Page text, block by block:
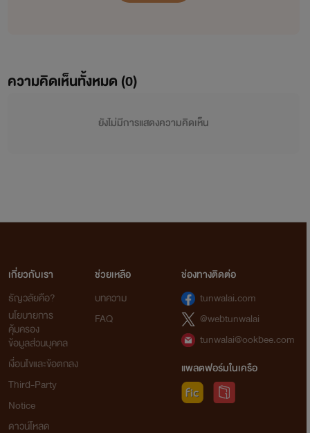
ความคิดเห็นทั้งหมด (0)
ยังไม่มีการแสดงความคิดเห็น
เกี่ยวกับเรา
ธัญวลัยคือ?
นโยบายการ
คุ้มครอง
ข้อมูลส่วนบุคคล
เงื่อนไขและข้อตกลง
Third-Party
Notice
ดาวน์โหลด
ช่วยเหลือ
บทความ
FAQ
ช่องทางติดต่อ
tunwalai.com
@webtunwalai
tunwalai@ookbee.com
แพลตฟอร์มในเครือ